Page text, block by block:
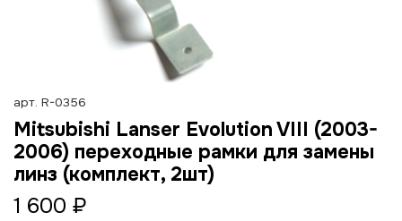
арт. R-0356
Mitsubishi Lanser Evolution VIII (2003-
2006) переходные рамки для замены
линз (комплект, 2шт)
1 600 ₽